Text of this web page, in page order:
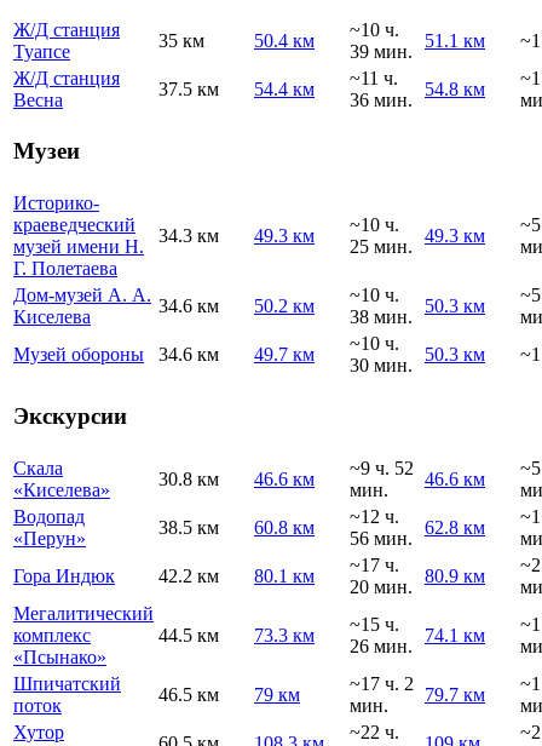
Ж/Д станция
Туапсе
35 км 50.4 км
~10 ч.
39 мин.
51.1 км
Ж/Д станция
Весна
37.5 км 54.4 км
~11 ч.
36 мин.
54.8 км
Музеи
Историко-
краеведческий
музей имени Н.
Г. Полетаева
34.3 км 49.3 км
~10 ч.
25 мин.
49.3 км
Дом-музей А. А.
Киселева
34.6 км 50.2 км
~10 ч.
38 мин.
50.3 км
Музей обороны
34.6 км 49.7 км
~10 ч.
30 мин.
50.3 км
Экскурсии
Скала
«Киселева»
30.8 км 46.6 км
~9 ч. 52
мин.
46.6 км
Водопад
«Перун»
38.5 км 60.8 км
~12 ч.
56 мин.
62.8 км
Гора Индюк
42.2 км 80.1 км
~17 ч.
20 мин.
80.9 км
Мегалитический
комплекс
«Псынако»
44.5 км 73.3 км
~15 ч.
26 мин.
74.1 км
Шпичатский
поток
46.5 км 79 км
~17 ч. 2
мин.
79.7 км
Хутор
~22 ч.